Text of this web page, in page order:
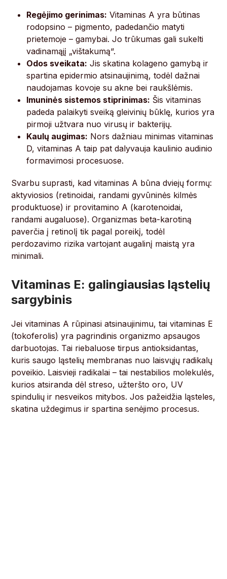
Regėjimo gerinimas: Vitaminas A yra būtinas
rodopsino – pigmento, padedančio matyti
prietemoje – gamybai. Jo trūkumas gali sukelti
vadinamąjį „vištakumą“.
Odos sveikata: Jis skatina kolageno gamybą ir
spartina epidermio atsinaujinimą, todėl dažnai
naudojamas kovoje su akne bei raukšlėmis.
Imuninės sistemos stiprinimas: Šis vitaminas
padeda palaikyti sveiką gleivinių būklę, kurios yra
pirmoji užtvara nuo virusų ir bakterijų.
Kaulų augimas: Nors dažniau minimas vitaminas
D, vitaminas A taip pat dalyvauja kaulinio audinio
formavimosi procesuose.
Svarbu suprasti, kad vitaminas A būna dviejų formų:
aktyviosios (retinoidai, randami gyvūninės kilmės
produktuose) ir provitamino A (karotenoidai,
randami augaluose). Organizmas beta-karotiną
paverčia į retinolį tik pagal poreikį, todėl
perdozavimo rizika vartojant augalinį maistą yra
minimali.
Vitaminas E: galingiausias ląstelių
sargybinis
Jei vitaminas A rūpinasi atsinaujinimu, tai vitaminas E
(tokoferolis) yra pagrindinis organizmo apsaugos
darbuotojas. Tai riebaluose tirpus antioksidantas,
kuris saugo ląstelių membranas nuo laisvųjų radikalų
poveikio. Laisvieji radikalai – tai nestabilios molekulės,
kurios atsiranda dėl streso, užteršto oro, UV
spindulių ir nesveikos mitybos. Jos pažeidžia ląsteles,
skatina uždegimus ir spartina senėjimo procesus.